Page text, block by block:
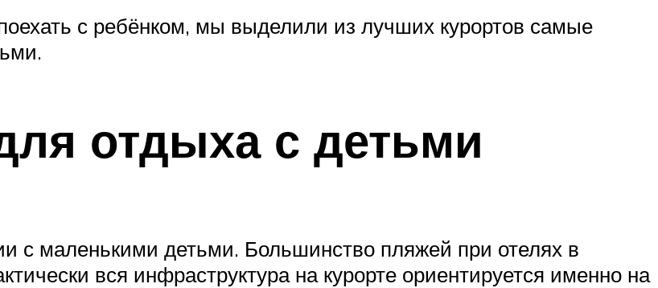
с ребёнком, мы выделили из лучших курортов самые
отдыха с детьми
с маленькими детьми. Большинство пляжей при отелях в
вся инфраструктура на курорте ориентируется именно на